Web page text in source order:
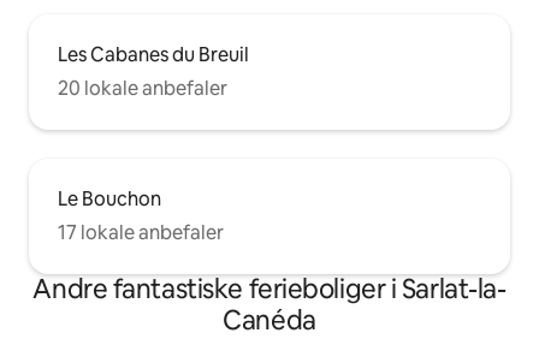
Les Cabanes du Breuil
20 lokale anbefaler
Le Bouchon
17 lokale anbefaler
Andre fantastiske ferieboliger i Sarlat-la-
Canéda